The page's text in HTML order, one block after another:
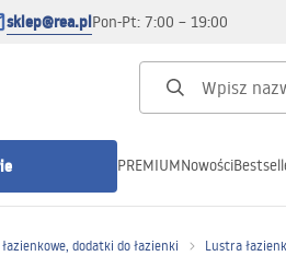
sklep@rea.plPon-Pt: 7:00 – 19:00
PREMIUMNowości
dodatki do łazienki Lustra